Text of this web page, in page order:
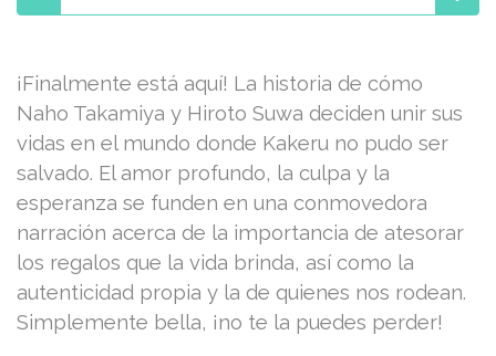
¡Finalmente está aquí! La historia de cómo
Naho Takamiya y Hiroto Suwa deciden unir sus
vidas en el mundo donde Kakeru no pudo ser
salvado. El amor profundo, la culpa y la
esperanza se funden en una conmovedora
narración acerca de la importancia de atesorar
los regalos que la vida brinda, así como la
autenticidad propia y la de quienes nos rodean.
Simplemente bella, ¡no te la puedes perder!